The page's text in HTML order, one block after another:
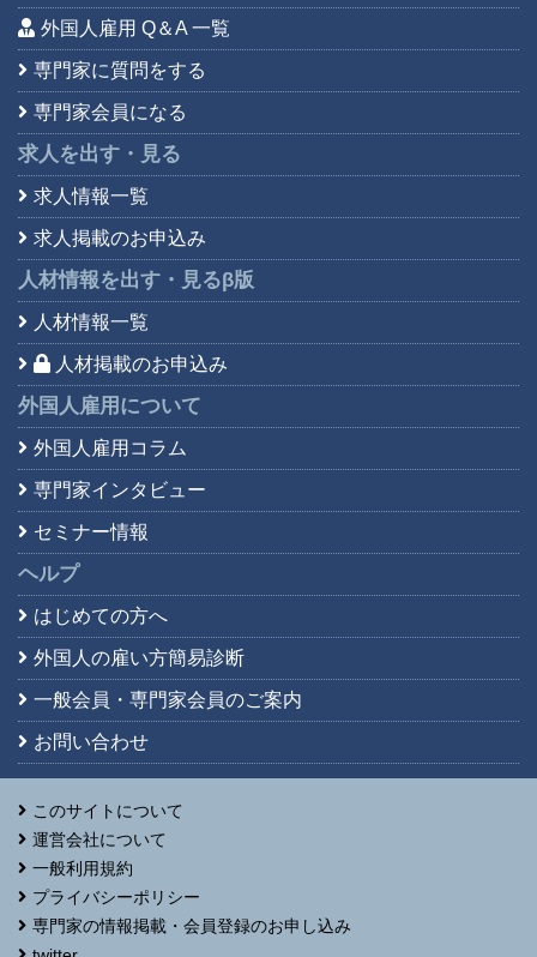
外国人雇用 Q＆A 一覧
専門家に質問をする
専門家会員になる
求人を出す・見る
求人情報一覧
求人掲載のお申込み
人材情報を出す・見るβ版
人材情報一覧
人材掲載のお申込み
外国人雇用について
外国人雇用コラム
専門家インタビュー
セミナー情報
ヘルプ
はじめての方へ
外国人の雇い方簡易診断
一般会員・専門家会員のご案内
お問い合わせ
このサイトについて
運営会社について
一般利用規約
プライバシーポリシー
専門家の情報掲載・会員登録のお申し込み